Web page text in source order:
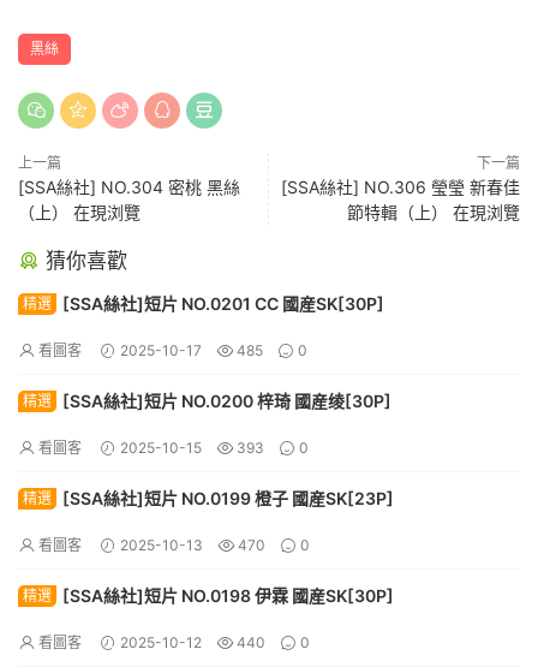
黑絲
上一篇
[SSA絲社] NO.304 密桃 黑絲
（上） 在現浏覽
下一篇
[SSA絲社] NO.306 瑩瑩 新春佳
節特輯（上） 在現浏覽
猜你喜歡
精選 [SSA絲社]短片 NO.0201 CC 國産SK[30P]
看圖客 2025-10-17 485 0
精選 [SSA絲社]短片 NO.0200 梓琦 國産绫[30P]
看圖客 2025-10-15 393 0
精選 [SSA絲社]短片 NO.0199 橙子 國産SK[23P]
看圖客 2025-10-13 470 0
精選 [SSA絲社]短片 NO.0198 伊霖 國産SK[30P]
看圖客 2025-10-12 440 0